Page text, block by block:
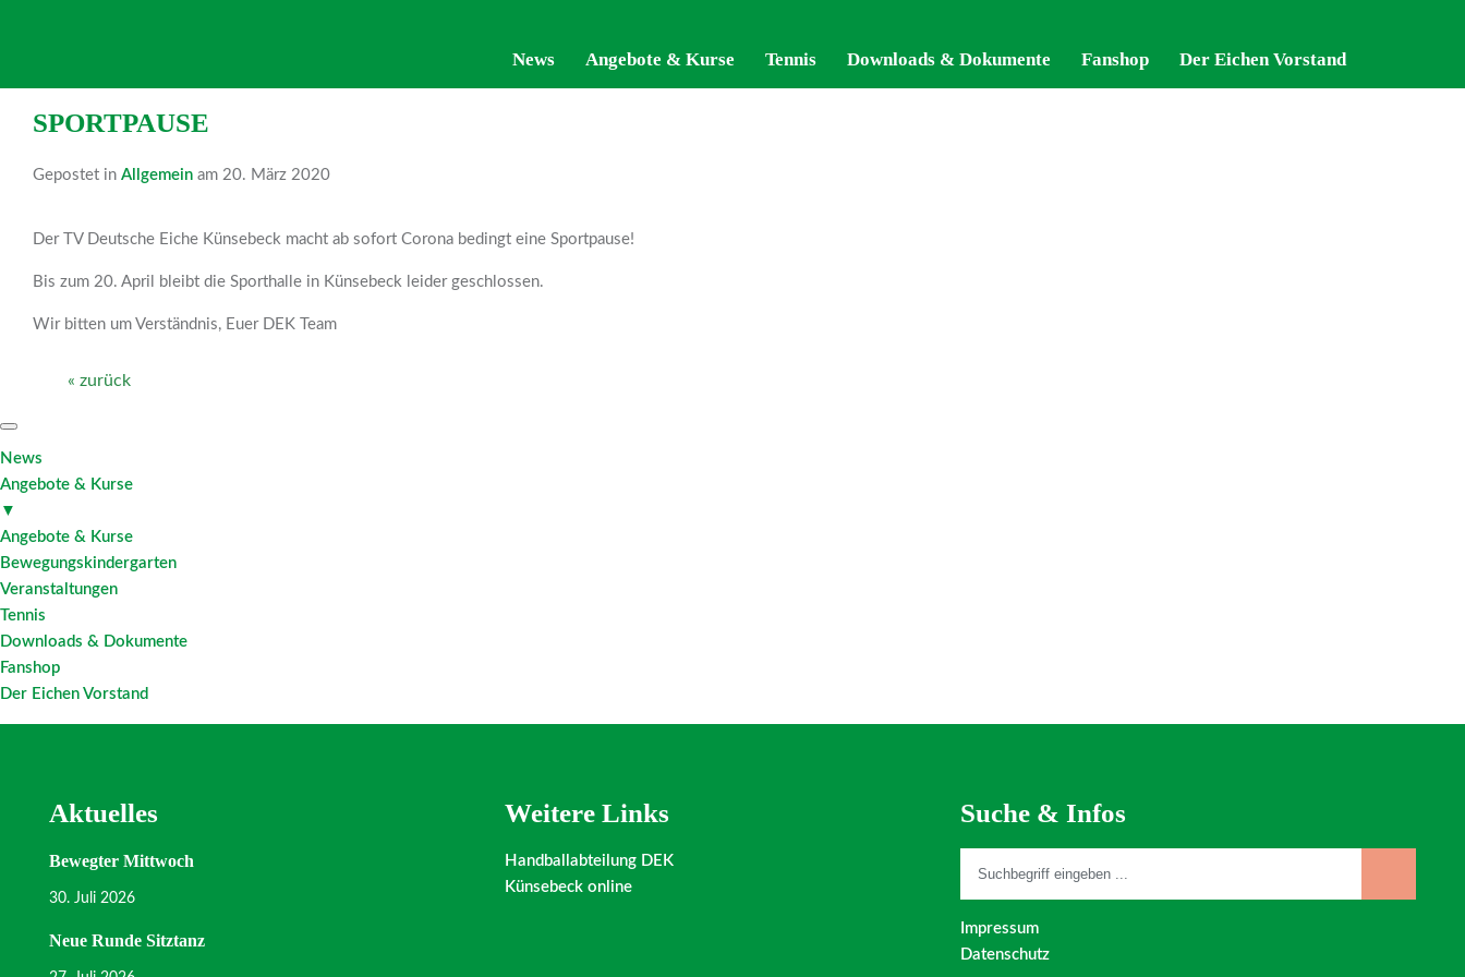
News Angebote & Kurse Tennis Downloads & Dokumente Fanshop Der Eichen Vorstand
News Angebote & Kurse Tennis Downloads & Dokumente Fanshop Der Eichen Vorstand
SPORTPAUSE
Gepostet in Allgemein am 20. März 2020
Der TV Deutsche Eiche Künsebeck macht ab sofort Corona bedingt eine Sportpause!
Bis zum 20. April bleibt die Sporthalle in Künsebeck leider geschlossen.
Wir bitten um Verständnis, Euer DEK Team
« zurück
News
Angebote & Kurse
▼
Angebote & Kurse
Bewegungskindergarten
Veranstaltungen
Tennis
Downloads & Dokumente
Fanshop
Der Eichen Vorstand
Aktuelles
Bewegter Mittwoch
30. Juli 2026
Neue Runde Sitztanz
Weitere Links
Handballabteilung DEK
Künsebeck online
Suche & Infos
Impressum
Datenschutz